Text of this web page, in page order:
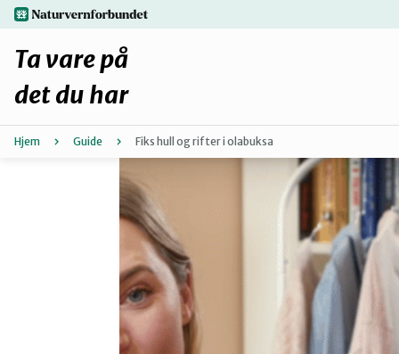
Hopp
til
hovedinnhold
Fiks selv eller finn en reparatør
Fiksetips
Forbehold
naturvernforbundet.no
Ta vare på
det du har
Hjem Guide Fiks hull og rifter i olabuksa